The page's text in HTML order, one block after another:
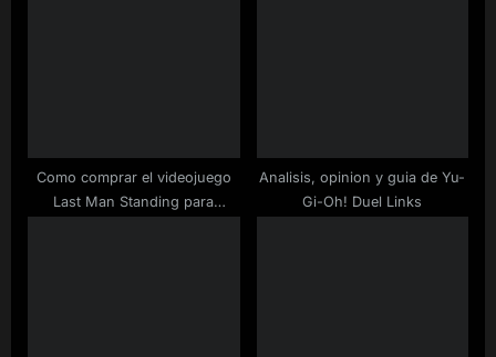
Como comprar el videojuego
Last Man Standing para
Analisis, opinion y guia de Yu-
Gi-Oh! Duel Links